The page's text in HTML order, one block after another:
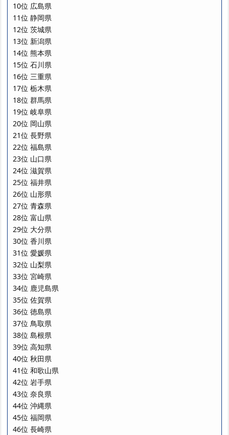
10位 広島県
11位 静岡県
12位 茨城県
13位 新潟県
14位 熊本県
15位 石川県
16位 三重県
17位 栃木県
18位 群馬県
19位 岐阜県
20位 岡山県
21位 長野県
22位 福島県
23位 山口県
24位 滋賀県
25位 福井県
26位 山形県
27位 青森県
28位 富山県
29位 大分県
30位 香川県
31位 愛媛県
32位 山梨県
33位 宮崎県
34位 鹿児島県
35位 佐賀県
36位 徳島県
37位 鳥取県
38位 島根県
39位 高知県
40位 秋田県
41位 和歌山県
42位 岩手県
43位 奈良県
44位 沖縄県
45位 福岡県
46位 長崎県